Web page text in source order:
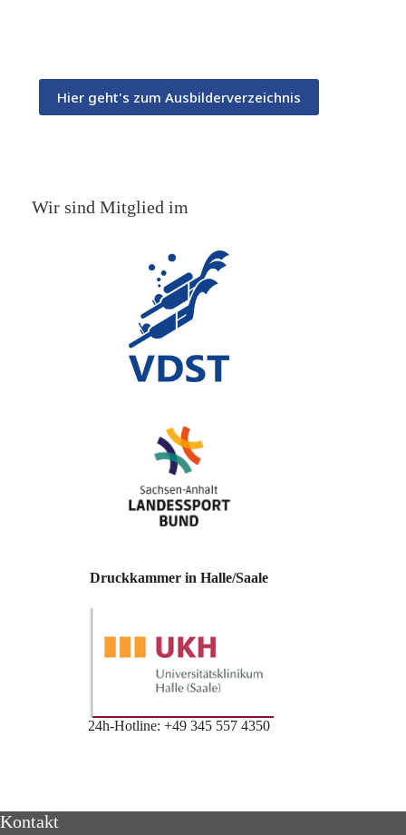
Hier geht's zum Ausbilderverzeichnis
Wir sind Mitglied im
Druckkammer in Halle/Saale
24h-Hotline: +49 345 557 4350
Kontakt